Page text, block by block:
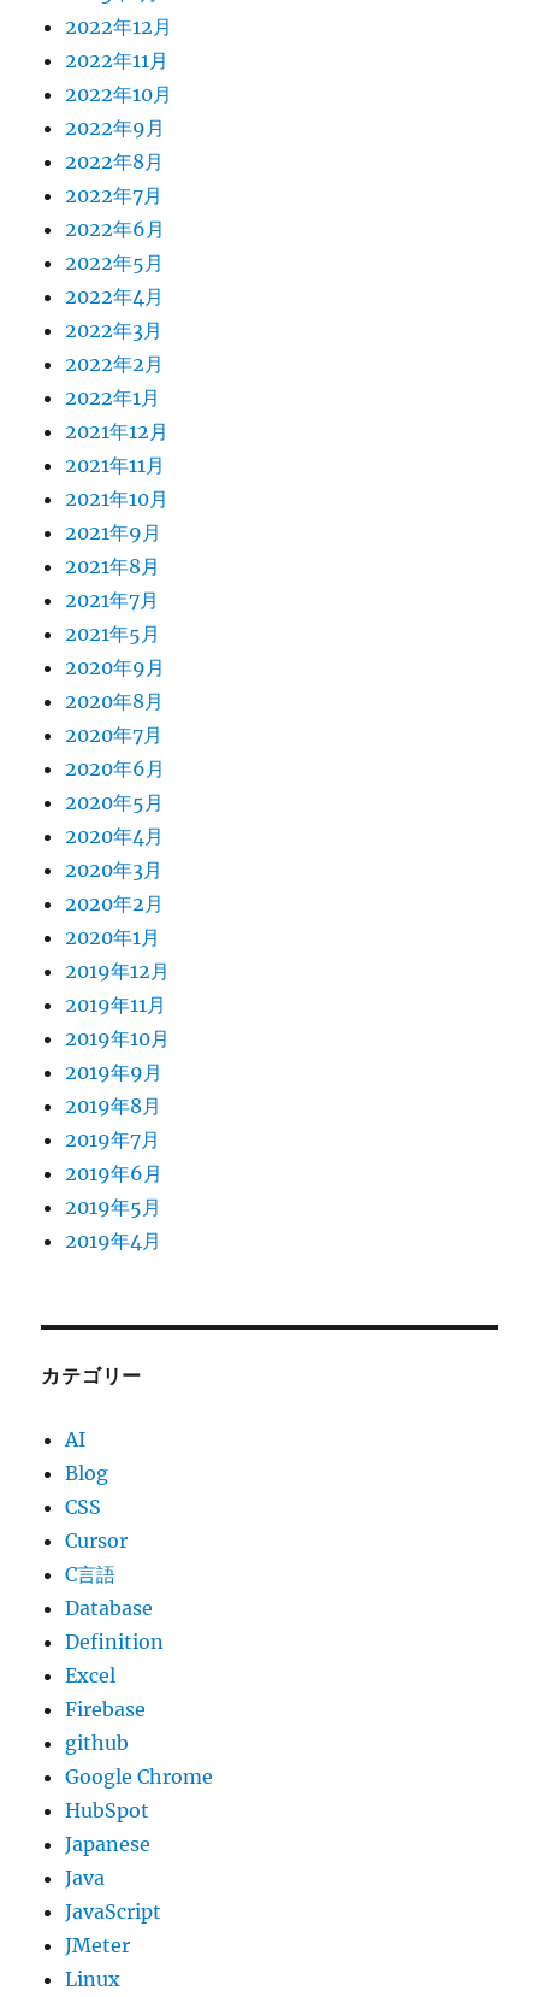
2022年12月
2022年11月
2022年10月
2022年9月
2022年8月
2022年7月
2022年6月
2022年5月
2022年4月
2022年3月
2022年2月
2022年1月
2021年12月
2021年11月
2021年10月
2021年9月
2021年8月
2021年7月
2021年5月
2020年9月
2020年8月
2020年7月
2020年6月
2020年5月
2020年4月
2020年3月
2020年2月
2020年1月
2019年12月
2019年11月
2019年10月
2019年9月
2019年8月
2019年7月
2019年6月
2019年5月
2019年4月
カテゴリー
AI
Blog
CSS
Cursor
C言語
Database
Definition
Excel
Firebase
github
Google Chrome
HubSpot
Japanese
Java
JavaScript
JMeter
Linux